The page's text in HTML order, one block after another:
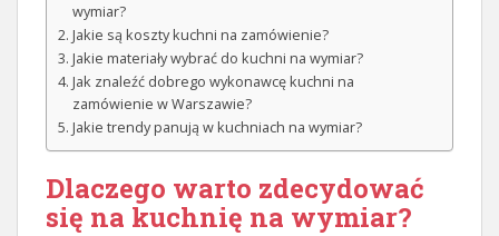
wymiar?
Jakie są koszty kuchni na zamówienie?
Jakie materiały wybrać do kuchni na wymiar?
Jak znaleźć dobrego wykonawcę kuchni na
zamówienie w Warszawie?
Jakie trendy panują w kuchniach na wymiar?
Dlaczego warto zdecydować
się na kuchnię na wymiar?